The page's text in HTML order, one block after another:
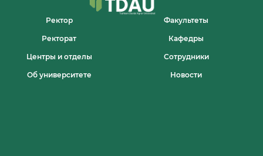
Ректор Факультеты
Ректорат Кафедры
Центры и отделы Сотрудники
Об университете Новости